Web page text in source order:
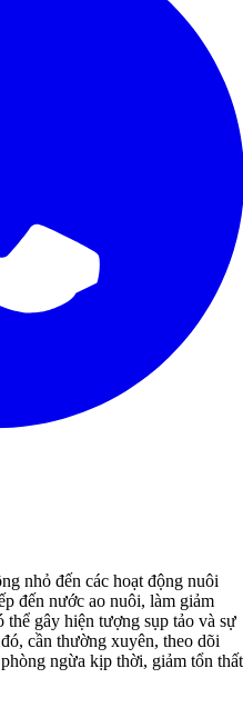
nhỏ đến các hoạt động nuôi
đến nước ao nuôi, làm giảm
gây hiện tượng sụp tảo và sự
cần thường xuyên, theo dõi
ngừa kịp thời, giảm tổn thất